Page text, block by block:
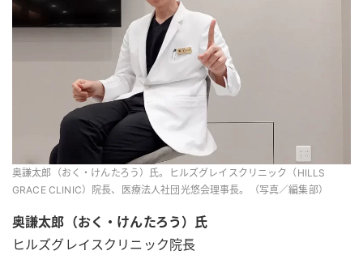
奥謙太郎（おく・けんたろう）氏。ヒルズグレイスクリニック（HILLS
GRACE CLINIC）院長、医療法人社団光悠会理事長。（写真／編集部）
奥謙太郎（おく・けんたろう）氏
ヒルズグレイスクリニック院長